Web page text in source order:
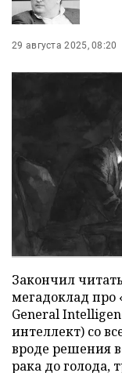
29 августа 2025, 08:20
Закончил
мегадоклад
General
интеллект) со
вроде решения
рака до голода,